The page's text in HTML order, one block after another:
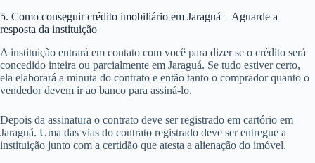
5. Como conseguir crédito imobiliário em Jaraguá – Aguarde a
resposta da instituição
A instituição entrará em contato com você para dizer se o crédito será
concedido inteira ou parcialmente em Jaraguá. Se tudo estiver certo,
ela elaborará a minuta do contrato e então tanto o comprador quanto o
vendedor devem ir ao banco para assiná-lo.
Depois da assinatura o contrato deve ser registrado em cartório em
Jaraguá. Uma das vias do contrato registrado deve ser entregue a
instituição junto com a certidão que atesta a alienação do imóvel.